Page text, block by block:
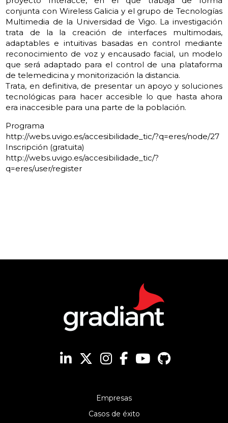
conjunta con Wireless Galicia y el grupo de Tecnologías
Multimedia de la Universidad de Vigo. La investigación
trata de la la creación de interfaces multimodais,
adaptables e intuitivas basadas en control mediante
reconocimiento de voz y encausado facial, un modelo
que será adaptado para el control de una plataforma
de telemedicina y monitorización la distancia.
Trata, en definitiva, de presentar un apoyo y soluciones
tecnológicas para hacer accesible lo que hasta ahora
era inaccesible para una parte de la población.
Programa
http://webs.uvigo.es/accesibilidade_tic/?q=eres/node/27
Inscripción (gratuita)
http://webs.uvigo.es/accesibilidade_tic/?
q=eres/user/register
Empresas
Casos de éxito